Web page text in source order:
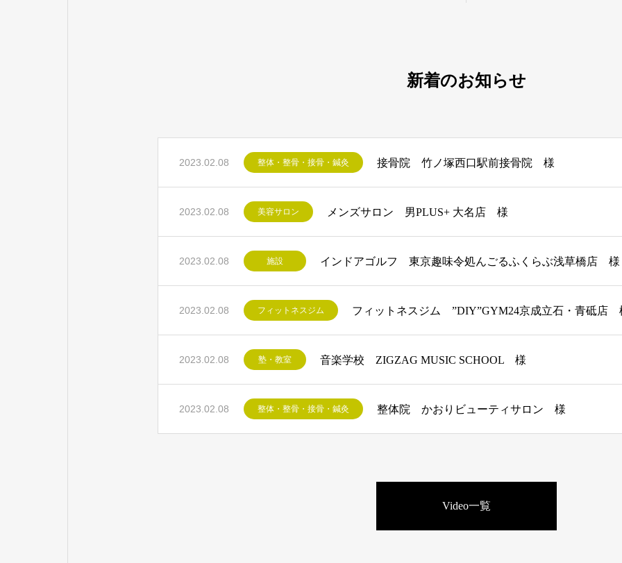
新着のお知らせ
2023.02.08 整体・整骨・接骨・鍼灸 接骨院 竹ノ塚西口駅前接骨院 様
2023.02.08 美容サロン メンズサロン 男PLUS+ 大名店 様
2023.02.08 施設 インドアゴルフ 東京趣味令処んごるふくらぶ浅草橋店 様
2023.02.08 フィットネスジム フィットネスジム ”DIY”GYM24京成立石・青砥店
2023.02.08 塾・教室 音楽学校 ZIGZAG MUSIC SCHOOL 様
2023.02.08 整体・整骨・接骨・鍼灸 整体院 かおりビューティサロン 様
Video一覧